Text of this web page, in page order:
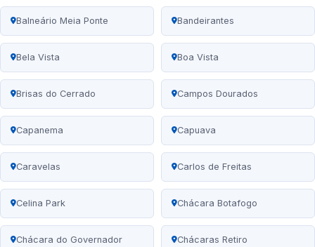
Balneário Meia Ponte Bandeirantes
Bela Vista Boa Vista
Brisas do Cerrado Campos Dourados
Capanema Capuava
Caravelas Carlos de Freitas
Celina Park Chácara Botafogo
Chácara do Governador Chácaras Retiro